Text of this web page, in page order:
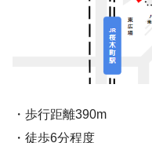
・歩行距離390m
・徒歩6分程度